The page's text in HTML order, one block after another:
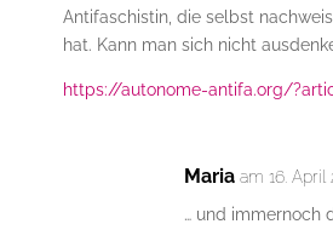
Antifaschistin, die selbst
hat. Kann man sich nicht
https://autonome-antifa.org/
Maria am 16. April
… und immernoch